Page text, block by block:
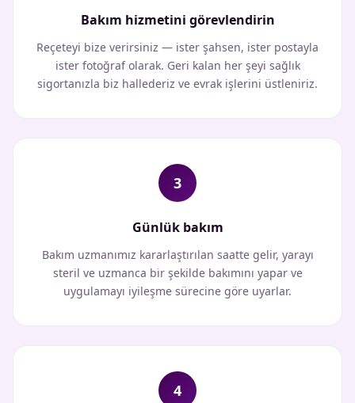
Bakım hizmetini görevlendirin
Reçeteyi bize verirsiniz — ister şahsen, ister postayla
ister fotoğraf olarak. Geri kalan her şeyi sağlık
sigortanızla biz hallederiz ve evrak işlerini üstleniriz.
3
Günlük bakım
Bakım uzmanımız kararlaştırılan saatte gelir, yarayı
steril ve uzmanca bir şekilde bakımını yapar ve
uygulamayı iyileşme sürecine göre uyarlar.
4